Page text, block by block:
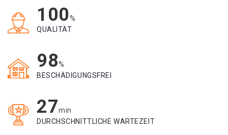
100%
QUALITÄT
98%
BESCHÄDIGUNGSFREI
27min
DURCHSCHNITTLICHE WARTEZEIT